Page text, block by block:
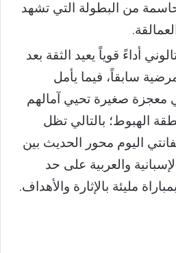
من البطولة التي تشهد
أداءً قوياً يعيد الثقة بعد
سابقاً، فيما يأمل
معجزة صغيرة تحيي آمالهم
الهبوط؛ بالتالي تظل
اليوم محور الحديث بين
والعربية على حد
مليئة بالإثارة والأهداف.